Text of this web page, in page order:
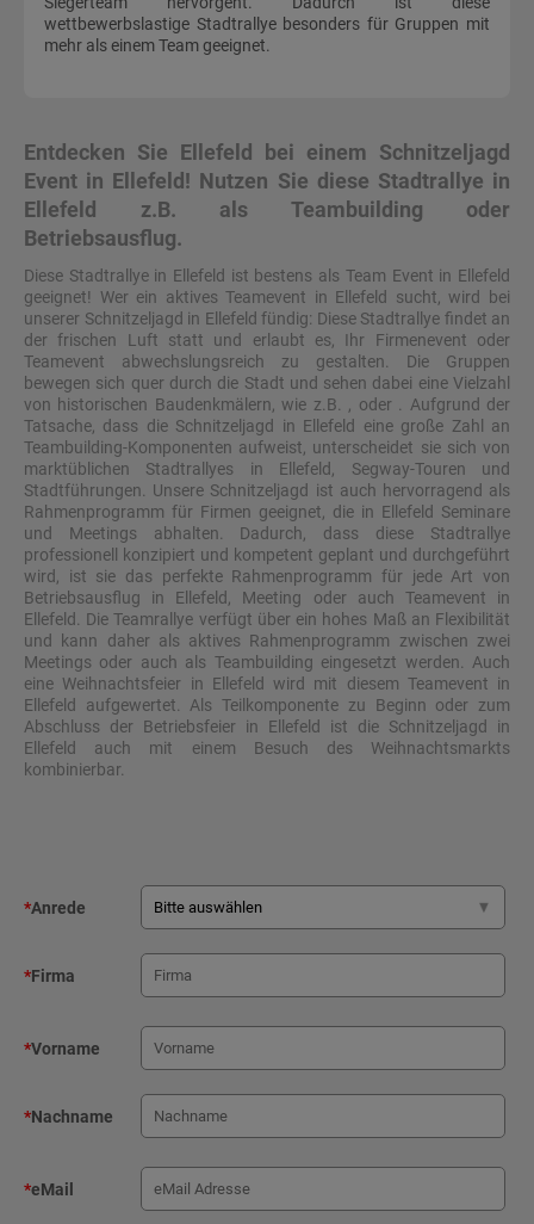
wettbewerbslastige Stadtrallye besonders für Gruppen mit
mehr als einem Team geeignet.
Entdecken Sie Ellefeld bei einem Schnitzeljagd
Event in Ellefeld! Nutzen Sie diese Stadtrallye in
Ellefeld z.B. als Teambuilding oder
Betriebsausflug.
Diese Stadtrallye in Ellefeld ist bestens als Team Event in Ellefeld
geeignet! Wer ein aktives Teamevent in Ellefeld sucht, wird bei
unserer Schnitzeljagd in Ellefeld fündig: Diese Stadtrallye findet an
der frischen Luft statt und erlaubt es, Ihr Firmenevent oder
Teamevent abwechslungsreich zu gestalten. Die Gruppen
bewegen sich quer durch die Stadt und sehen dabei eine Vielzahl
von historischen Baudenkmälern, wie z.B. , oder . Aufgrund der
Tatsache, dass die Schnitzeljagd in Ellefeld eine große Zahl an
Teambuilding-Komponenten aufweist, unterscheidet sie sich von
marktüblichen Stadtrallyes in Ellefeld, Segway-Touren und
Stadtführungen. Unsere Schnitzeljagd ist auch hervorragend als
Rahmenprogramm für Firmen geeignet, die in Ellefeld Seminare
und Meetings abhalten. Dadurch, dass diese Stadtrallye
professionell konzipiert und kompetent geplant und durchgeführt
wird, ist sie das perfekte Rahmenprogramm für jede Art von
Betriebsausflug in Ellefeld, Meeting oder auch Teamevent in
Ellefeld. Die Teamrallye verfügt über ein hohes Maß an Flexibilität
und kann daher als aktives Rahmenprogramm zwischen zwei
Meetings oder auch als Teambuilding eingesetzt werden. Auch
eine Weihnachtsfeier in Ellefeld wird mit diesem Teamevent in
Ellefeld aufgewertet. Als Teilkomponente zu Beginn oder zum
Abschluss der Betriebsfeier in Ellefeld ist die Schnitzeljagd in
Ellefeld auch mit einem Besuch des Weihnachtsmarkts
kombinierbar.
*Anrede
*Firma
*Vorname
*Nachname
*eMail